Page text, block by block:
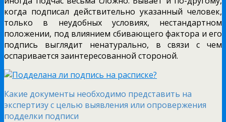
когда подписал действительно указанный человек,
только в неудобных условиях, нестандартном
положении, под влиянием сбивающего фактора и его
подпись выглядит ненатурально, в связи с чем
оспаривается заинтересованной стороной.
Какие документы необходимо представить на
экспертизу с целью выявления или опровержения
подделки подписи